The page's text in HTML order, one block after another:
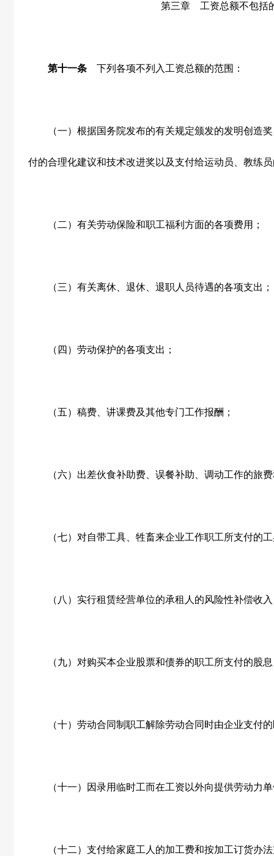
第三章 工资总额不包括
第十一条 下列各项不列入工资总额的范围：
（一）根据国务院发布的有关规定颁发的发明创造奖
付的合理化建议和技术改进奖以及支付给运动员、教练
（二）有关劳动保险和职工福利方面的各项费用；
（三）有关离休、退休、退职人员待遇的各项支出；
（四）劳动保护的各项支出；
（五）稿费、讲课费及其他专门工作报酬；
（六）出差伙食补助费、误餐补助、调动工作的旅费
（七）对自带工具、牲畜来企业工作职工所支付的工
（八）实行租赁经营单位的承租人的风险性补偿收入
（九）对购买本企业股票和债券的职工所支付的股息
（十）劳动合同制职工解除劳动合同时由企业支付的
（十一）因录用临时工而在工资以外向提供劳动力单
（十二）支付给家庭工人的加工费和按加工订货办法